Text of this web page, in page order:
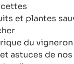
et plantes
du vigneron
astuces de